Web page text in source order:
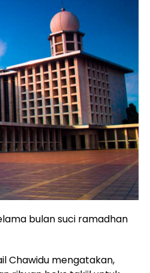
bulan suci ramadhan
Chawidu mengatakan,